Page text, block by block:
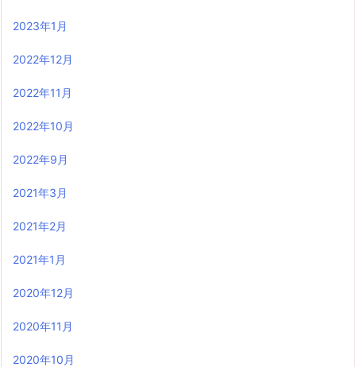
2023年1月
2022年12月
2022年11月
2022年10月
2022年9月
2021年3月
2021年2月
2021年1月
2020年12月
2020年11月
2020年10月